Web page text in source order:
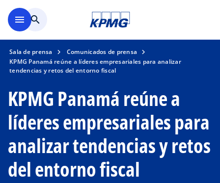
menu search
Sala de prensa
Comunicados de prensa
KPMG Panamá reúne a líderes empresariales para analizar
tendencias y retos del entorno fiscal
KPMG Panamá reúne a
líderes empresariales para
analizar tendencias y retos
del entorno fiscal